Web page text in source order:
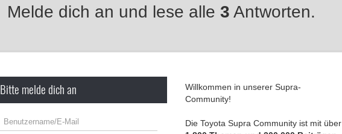
Melde dich an und lese alle 3 Antworten.
Bitte melde dich an
Willkommen in unserer Supra-
Community!
Die Toyota Supra Community ist mit über